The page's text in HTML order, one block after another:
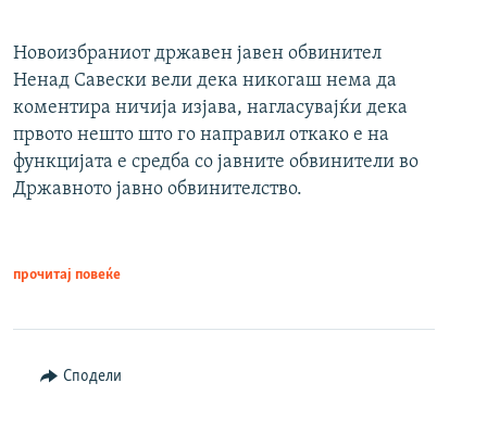
Новоизбраниот државен јавен обвинител
Ненад Савески вели дека никогаш нема да
коментира ничија изјава, нагласувајќи дека
првото нешто што го направил откако е на
функцијата е средба со јавните обвинители во
Државното јавно обвинителство.
прочитај повеќе
Сподели